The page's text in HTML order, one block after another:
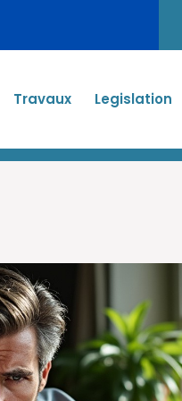
Travaux Legislation